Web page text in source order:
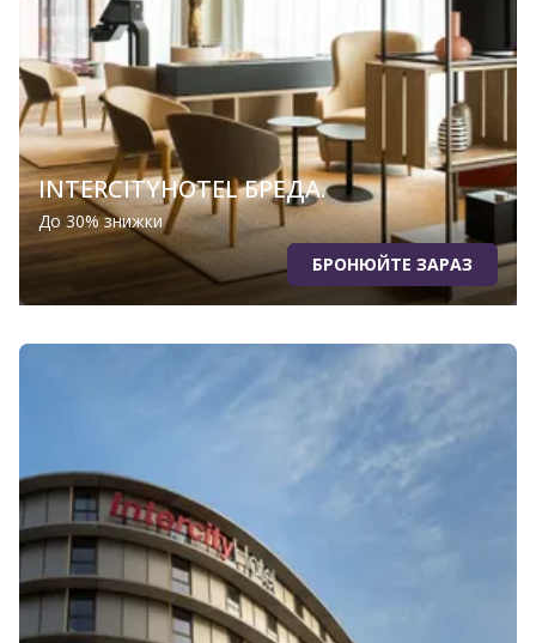
INTERCITYHOTEL БРЕДА.
До 30% знижки
БРОНЮЙТЕ ЗАРАЗ